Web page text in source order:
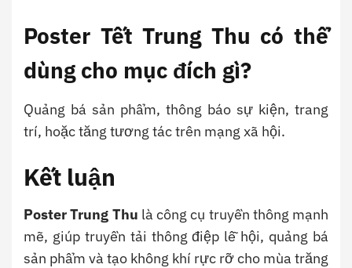
Poster Tết Trung Thu có thể
dùng cho mục đích gì?
Quảng bá sản phẩm, thông báo sự kiện, trang
trí, hoặc tăng tương tác trên mạng xã hội.
Kết luận
Poster Trung Thu là công cụ truyền thông mạnh
mẽ, giúp truyền tải thông điệp lễ hội, quảng bá
sản phẩm và tạo không khí rực rỡ cho mùa trăng